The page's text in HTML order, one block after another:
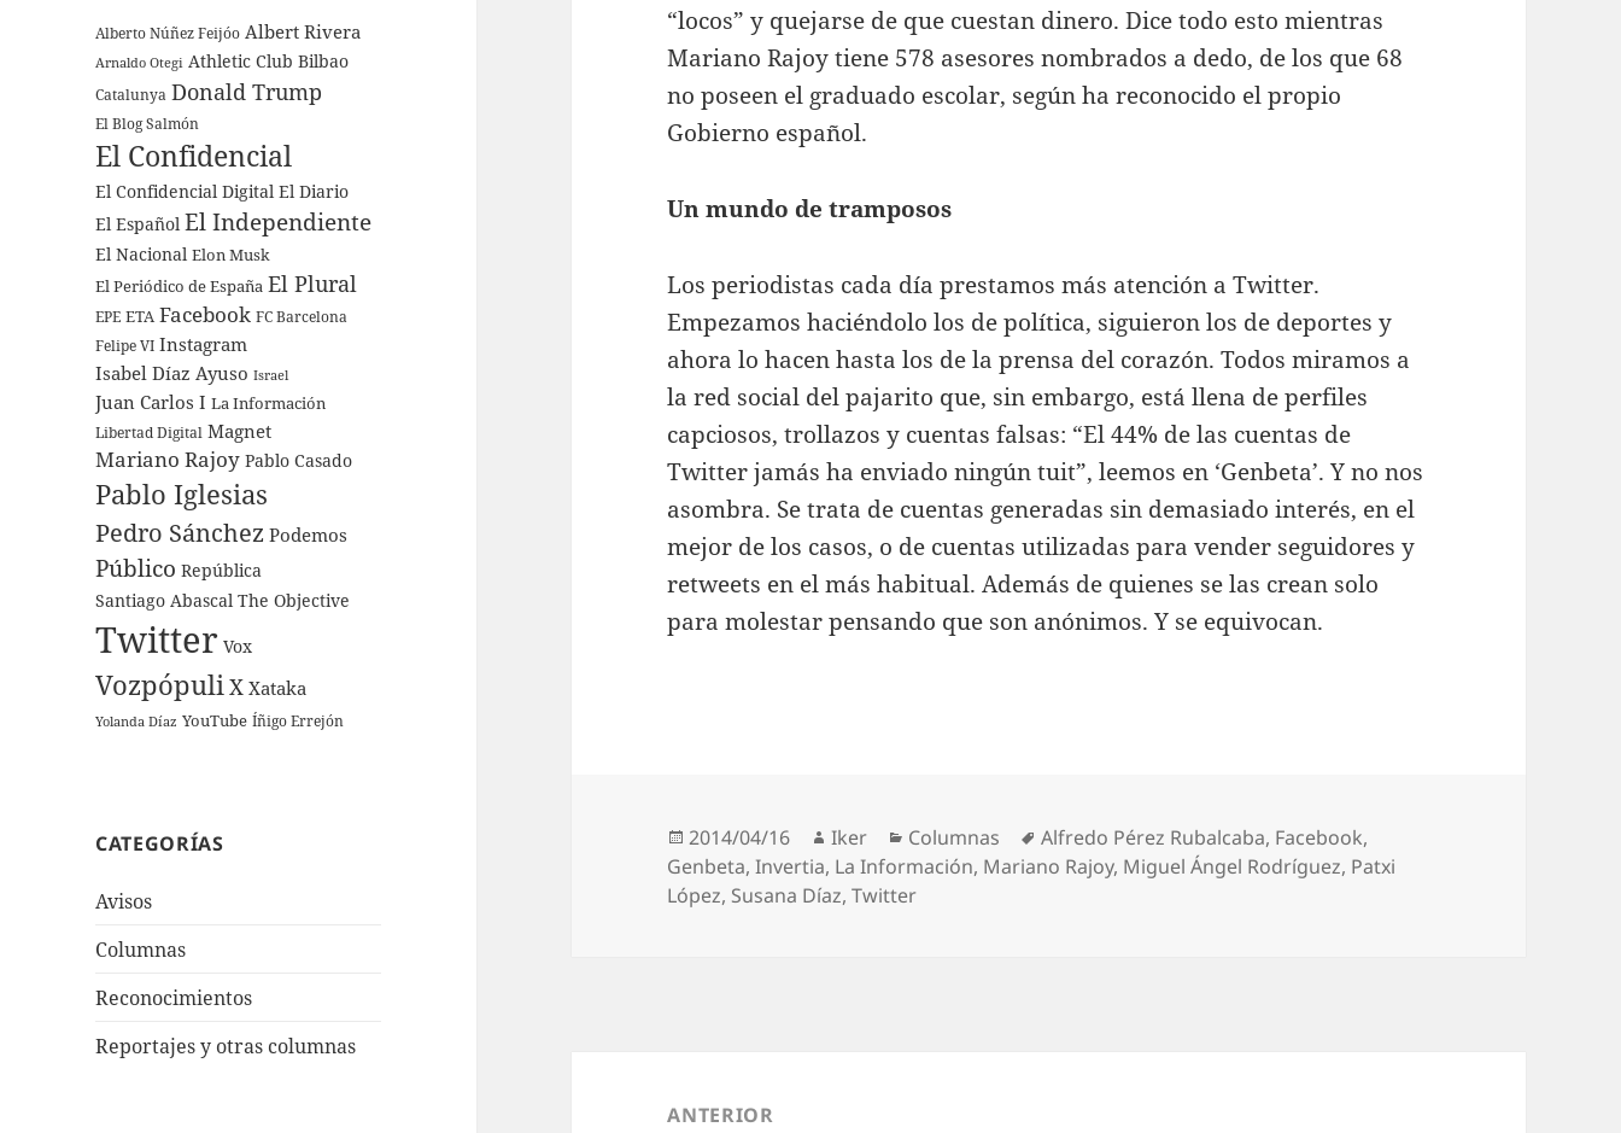
Alberto Núñez Feijóo Albert Rivera
Arnaldo Otegi Athletic Club Bilbao
Catalunya Donald Trump
El Blog Salmón
El Confidencial
El Confidencial Digital El Diario
El Español El Independiente
El Nacional Elon Musk
El Periódico de España El Plural
EPE ETA Facebook FC Barcelona
Felipe VI Instagram
Isabel Díaz Ayuso Israel
Juan Carlos I La Información
Libertad Digital Magnet
Mariano Rajoy Pablo Casado
Pablo Iglesias
Pedro Sánchez Podemos
Público República
Santiago Abascal The Objective
Twitter Vox
Vozpópuli X Xataka
Yolanda Díaz YouTube Íñigo Errejón
CATEGORÍAS
Avisos
Columnas
Reconocimientos
Reportajes y otras columnas
“locos” y quejarse de que cuestan dinero. Dice todo esto mientras
Mariano Rajoy tiene 578 asesores nombrados a dedo, de los que 68
no poseen el graduado escolar, según ha reconocido el propio
Gobierno español.
Un mundo de tramposos
Los periodistas cada día prestamos más atención a Twitter.
Empezamos haciéndolo los de política, siguieron los de deportes y
ahora lo hacen hasta los de la prensa del corazón. Todos miramos a
la red social del pajarito que, sin embargo, está llena de perfiles
capciosos, trollazos y cuentas falsas: “El 44% de las cuentas de
Twitter jamás ha enviado ningún tuit”, leemos en ‘Genbeta’. Y no nos
asombra. Se trata de cuentas generadas sin demasiado interés, en el
mejor de los casos, o de cuentas utilizadas para vender seguidores y
retweets en el más habitual. Además de quienes se las crean solo
para molestar pensando que son anónimos. Y se equivocan.
Publicado
el
2014/04/16 Autor
Iker Categorías
Columnas Etiquetas
Alfredo Pérez Rubalcaba, Facebook,
Genbeta,Invertia, La Información, Mariano Rajoy, Miguel Ángel Rodríguez, Patxi
López, Susana Díaz,Twitter
ANTERIOR